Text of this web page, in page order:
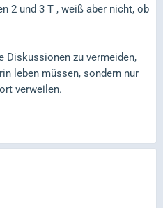
2 und 3 T , weiß aber nicht, ob
Diskussionen zu vermeiden,
leben müssen, sondern nur
verweilen.